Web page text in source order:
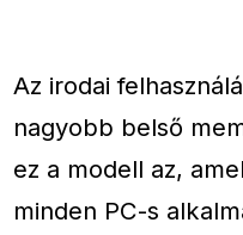
Az irodai
nagyobb belső
ez a modell az,
minden PC-s